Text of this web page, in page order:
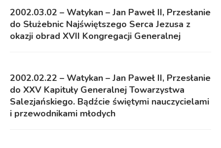
2002.03.02 – Watykan – Jan Paweł II, Przesłanie
do Służebnic Najświętszego Serca Jezusa z
okazji obrad XVII Kongregacji Generalnej
2002.02.22 – Watykan – Jan Paweł II, Przesłanie
do XXV Kapituły Generalnej Towarzystwa
Salezjańskiego. Bądźcie świętymi nauczycielami
i przewodnikami młodych